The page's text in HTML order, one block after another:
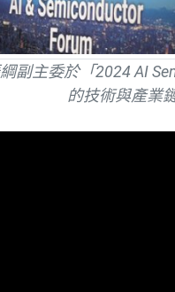
副主委於「2024 AI
的技術與產業